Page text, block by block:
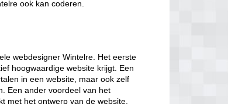
ook kan coderen.
webdesigner Wintelre. Het eerste
hoogwaardige website krijgt. Een
in een website, maar ook zelf
Een ander voordeel van het
met het ontwerp van de website.